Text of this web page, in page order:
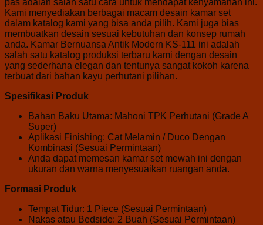
pas adalah salah satu cara untuk mendapat kenyamanan ini.
Kami menyediakan berbagai macam desain kamar set
dalam katalog kami yang bisa anda pilih. Kami juga bias
membuatkan desain sesuai kebutuhan dan konsep rumah
anda. Kamar Bernuansa Antik Modern KS-111 ini adalah
salah satu katalog produksi terbaru kami dengan desain
yang sederhana elegan dan tentunya sangat kokoh karena
terbuat dari bahan kayu perhutani pilihan.
Spesifikasi Produk
Bahan Baku Utama: Mahoni TPK Perhutani (Grade A
Super)
Aplikasi Finishing: Cat Melamin / Duco Dengan
Kombinasi (Sesuai Permintaan)
Anda dapat memesan kamar set mewah ini dengan
ukuran dan warna menyesuaikan ruangan anda.
Formasi Produk
Tempat Tidur: 1 Piece (Sesuai Permintaan)
Nakas atau Bedside: 2 Buah (Sesuai Permintaan)